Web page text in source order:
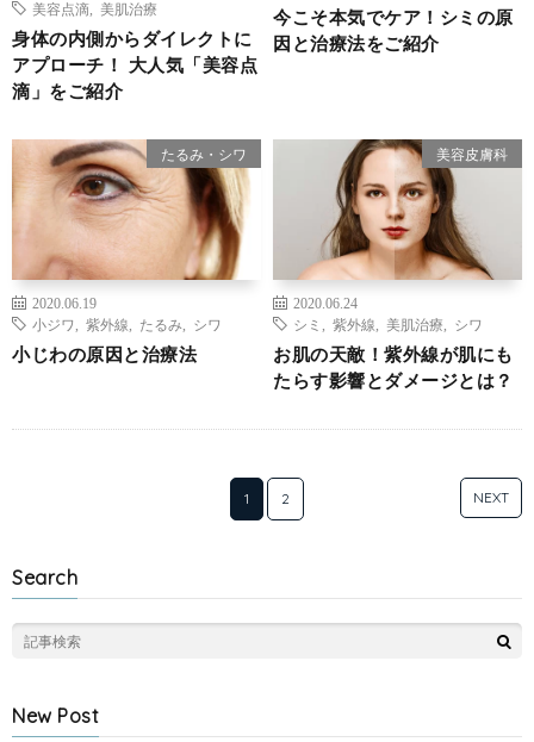
美容点滴
美肌治療
身体の内側からダイレクトに
アプローチ！ 大人気「美容点
滴」をご紹介
今こそ本気でケア！シミの原
因と治療法をご紹介
たるみ・シワ
2020.06.19
小ジワ
紫外線 たるみ シワ
小じわの原因と治療法
美容皮膚科
2020.06.24
シミ
紫外線 美肌治療 シワ
お肌の天敵！紫外線が肌にも
たらす影響とダメージとは？
1 2 NEXT
Search
New Post